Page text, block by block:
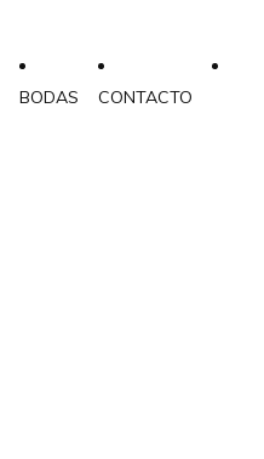
BODAS CONTACTO